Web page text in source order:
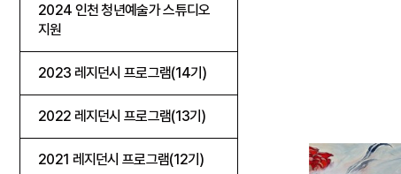
2024 인천 청년예술가 스튜디오
지원
2023 레지던시 프로그램(14기)
2022 레지던시 프로그램(13기)
2021 레지던시 프로그램(12기)